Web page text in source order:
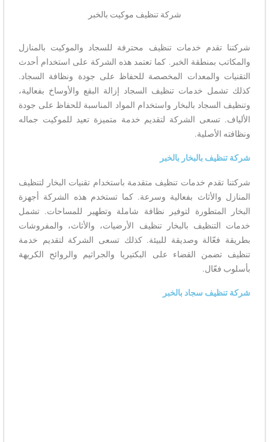
شركة تنظيف موكيت بالخبر
شركتنا تقدم خدمات تنظيف محترفة للسجاد والموكيت بالمنازل
والمكاتب بمنطقة الخبر. كما تعتمد هذه الشركة على استخدام أحدث
التقنيات والمعدات المخصصة للحفاظ على جودة ونظافة السجاد.
كذلك تشمل خدمات تنظيف السجاد إزالة البقع والأوساخ بفعالية،
وتنظيف السجاد بالبخار واستخدام المواد المناسبة للحفاظ على جودة
الألياف. تسعى الشركة لتقديم خدمة متميزة تعيد للموكيت جماله
ونظافته الأصلية.
شركة تنظيف بالبخار بالخبر
شركتنا تقدم خدمات تنظيف متقدمة باستخدام تقنيات البخار لتنظيف
المنازل والأثاث بفعالية وسرعة. كما تستخدم هذه الشركة أجهزة
البخار المتطورة لتوفير نظافة شاملة وتطهير للمساحات. تشمل
خدمات التنظيف بالبخار تنظيف الأرضيات، والأثاث، والمفروشات
بطريقة فعّالة وصديقة للبيئة. كذلك تسعى الشركة لتقديم خدمة
تنظيف تضمن القضاء على البكتيريا والجراثيم والروائح الكريهة
بأسلوب فعّال.
شركة تنظيف سجاد بالخبر